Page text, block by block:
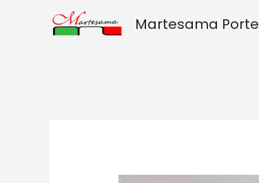
Martesama Porte